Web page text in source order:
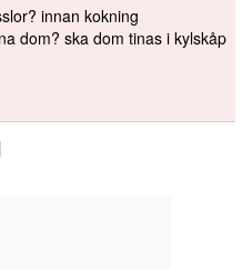
innan kokning
dom? ska dom tinas i kylskåp